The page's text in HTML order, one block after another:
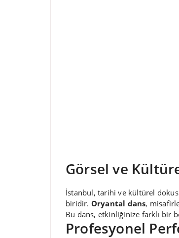
Görsel ve
İstanbul, tarihi ve kültürel
biridir. Oryantal dans,
Bu dans, etkinliğinize farklı bir
Profesyonel